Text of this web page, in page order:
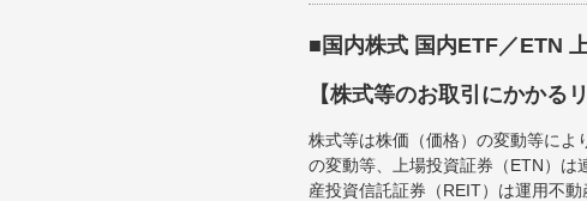
■国内株式 国内ETF／ETN
【株式等のお取引にかかる
株式等は株価（価格）の変動等によ
の変動等、上場投資証券（ETN）は
産投資信託証券（REIT）は運用不